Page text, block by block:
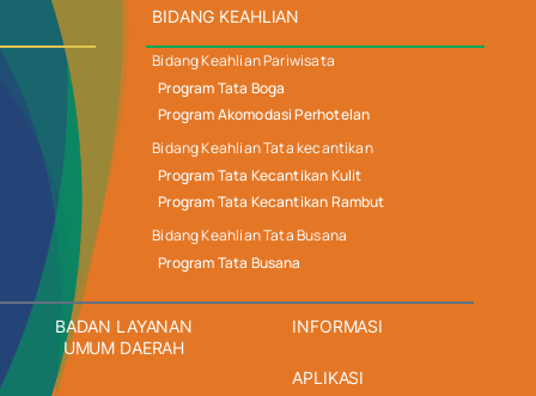
BIDANG KEAHLIAN
Bidang Keahlian Pariwisata
Program Tata Boga
Program Akomodasi Perhotelan
Bidang Keahlian Tata kecantikan
Program Tata Kecantikan Kulit
Program Tata Kecantikan Rambut
Bidang Keahlian Tata Busana
Program Tata Busana
BADAN LAYANAN
UMUM DAERAH
INFORMASI
APLIKASI